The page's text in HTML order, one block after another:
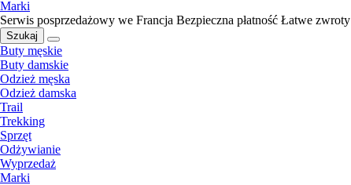
Marki
Serwis posprzedażowy we Francja Bezpieczna płatność Łatwe zwroty
Szukaj
Buty męskie
Buty damskie
Odzież męska
Odzież damska
Trail
Trekking
Sprzęt
Odżywianie
Wyprzedaż
Marki